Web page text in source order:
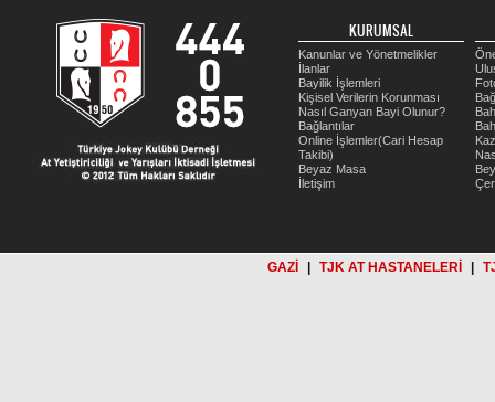
KURUMSAL
Kanunlar ve Yönetmelikler
İlanlar
Bayilik İşlemleri
Kişisel Verilerin Korunması
Nasıl Ganyan Bayi Olunur?
Bağlantılar
Online İşlemler(Cari Hesap
Takibi)
Beyaz Masa
İletişim
GAZİ TJK AT HASTANELERİ